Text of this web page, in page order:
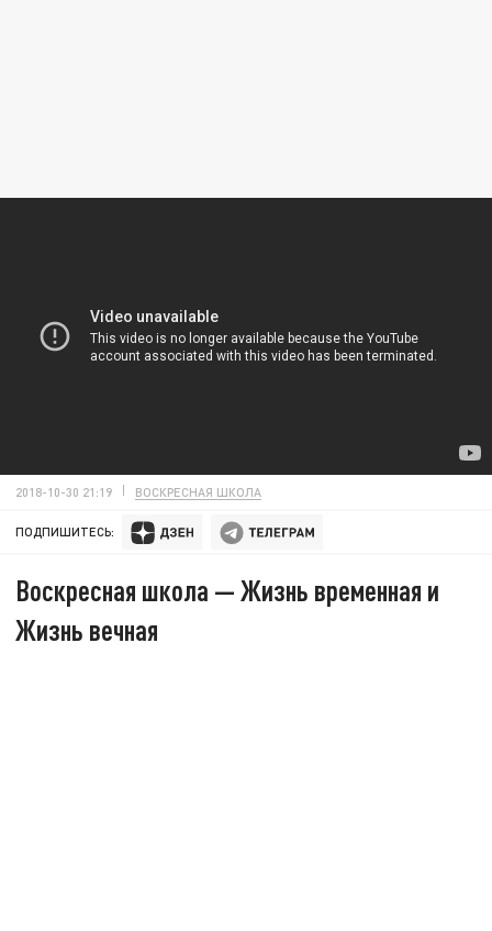
2018-10-30 21:19 ВОСКРЕСНАЯ ШКОЛА
ПОДПИШИТЕСЬ:
Воскресная школа — Жизнь временная и
Жизнь вечная